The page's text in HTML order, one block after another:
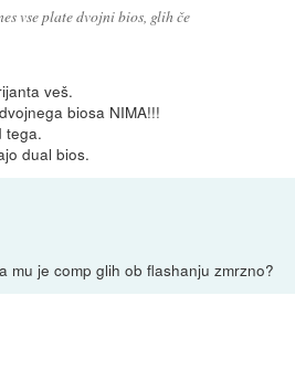
vse plate dvojni bios, glih če
veš.
biosa NIMA!!!
tega.
dual bios.
mu je comp glih ob flashanju zmrzno?